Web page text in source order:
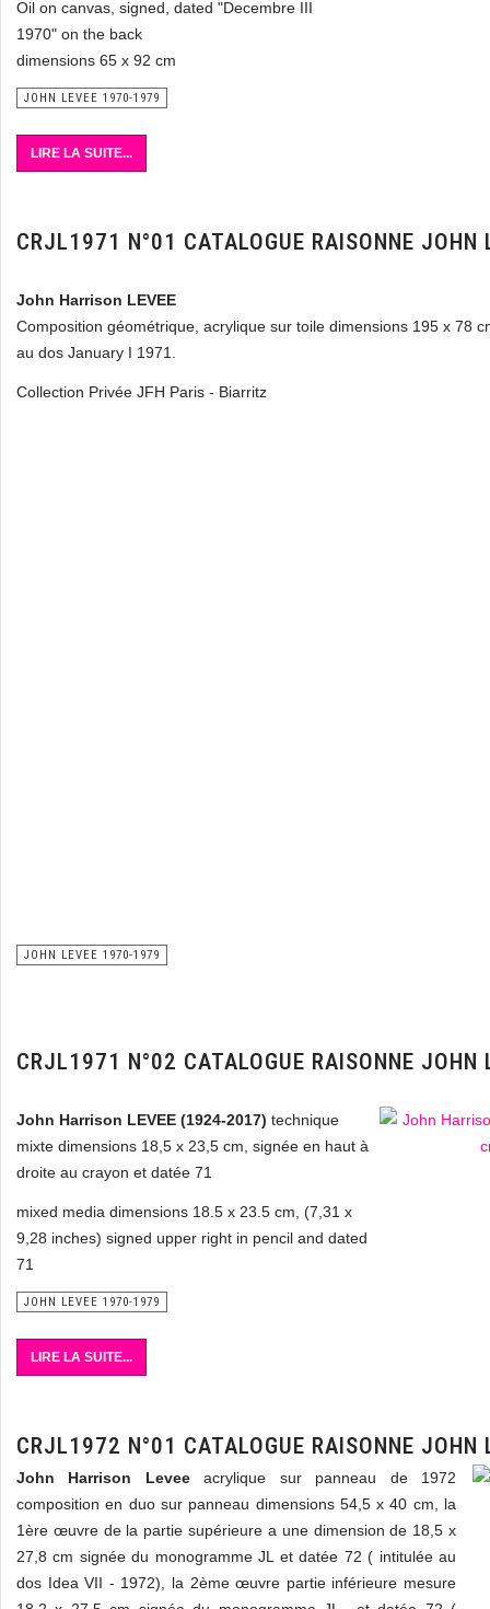
Oil on canvas, signed, dated "Decembre III
1970" on the back
dimensions 65 x 92 cm
JOHN LEVEE 1970-1979
LIRE LA SUITE...
CRJL1971 N°01 CATALOGUE RAISONNE JOHN
John Harrison LEVEE
Composition géométrique, acrylique sur toile dimensions 195 x 78
au dos January I 1971.
Collection Privée JFH Paris - Biarritz
JOHN LEVEE 1970-1979
CRJL1971 N°02 CATALOGUE RAISONNE JOHN
John Harrison LEVEE (1924-2017) technique
mixte dimensions 18,5 x 23,5 cm, signée en haut à
droite au crayon et datée 71
mixed media dimensions 18.5 x 23.5 cm, (7,31 x
9,28 inches) signed upper right in pencil and dated
71
JOHN LEVEE 1970-1979
LIRE LA SUITE...
CRJL1972 N°01 CATALOGUE RAISONNE JOHN
John Harrison Leveeacrylique sur panneau de 1972
composition en duo sur panneau dimensions 54,5 x 40 cm, la
1ère œuvre de la partie supérieure a une dimension de 18,5 x
27,8 cm signée du monogramme JL et datée 72 ( intitulée au
dos Idea VII - 1972), la 2ème œuvre partie inférieure mesure